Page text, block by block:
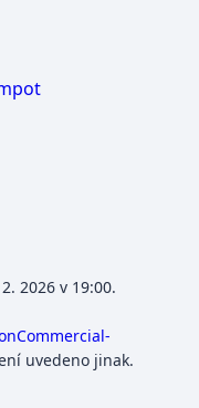
2026 v 19:00.
uvedeno jinak.